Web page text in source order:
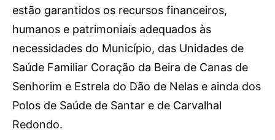
estão garantidos os recursos financeiros,
humanos e patrimoniais adequados às
necessidades do Município, das Unidades de
Saúde Familiar Coração da Beira de Canas de
Senhorim e Estrela do Dão de Nelas e ainda dos
Polos de Saúde de Santar e de Carvalhal
Redondo.